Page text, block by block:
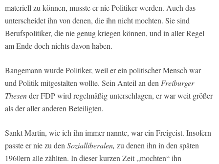
materiell zu können, musste er nie Politiker werden. Auch das
unterscheidet ihn von denen, die ihn nicht mochten. Sie sind
Berufspolitiker, die nie genug kriegen können, und in aller Regel
am Ende doch nichts davon haben.
Bangemann wurde Politiker, weil er ein politischer Mensch war
und Politik mitgestalten wollte. Sein Anteil an den Freiburger
Thesender FDP wird regelmäßig unterschlagen, er war weit größer
als der aller anderen Beteiligten.
Sankt Martin, wie ich ihn immer nannte, war ein Freigeist. Insofern
passte er nie zu den Sozialliberalen, zu denen ihn in den späten
1960ern alle zählten. In dieser kurzen Zeit „mochten“ ihn